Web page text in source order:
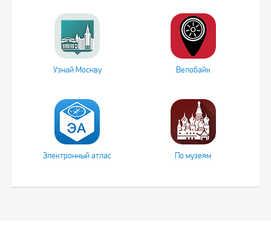
Узнай Москву Велобайк
Электронный атлас По музеям